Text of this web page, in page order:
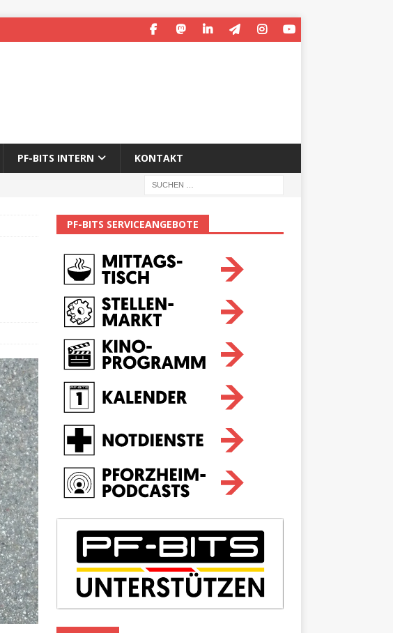
PF-BITS INTERN KONTAKT
PF-BITS SERVICEANGEBOTE